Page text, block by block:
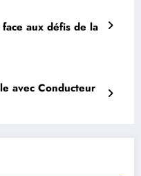
aux défis de la
avec Conducteur